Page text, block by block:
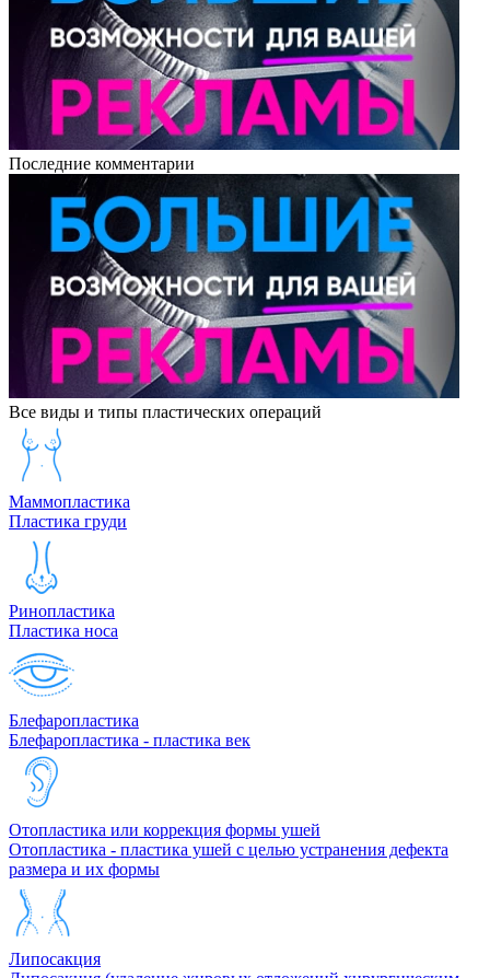
Последние комментарии
Все виды и типы пластических операций
Маммопластика
Пластика груди
Ринопластика
Пластика носа
Блефаропластика
Блефаропластика - пластика век
Отопластика или коррекция формы ушей
Отопластика - пластика ушей с целью устранения дефекта
размера и их формы
Липосакция